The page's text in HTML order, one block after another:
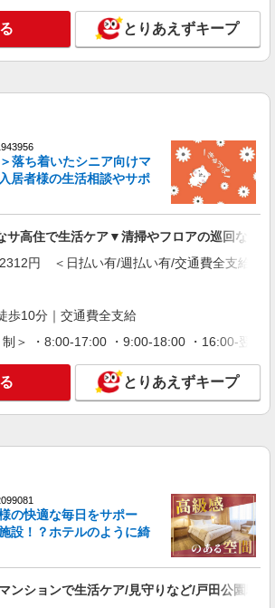
円 ▼下記別途支給 通勤手当：規定あ
末年始手当：380円/時 賞与年2回（6月・12
） 昇給年1回（4月） 特別報酬：平均33.8万円
高額130万円） ※2025年6月支給実績 ※処遇
詳細を見る
【時給】1,620円〜2,020円 ▼給与詳細 処遇改
当：220円/時 夜勤手当:6,000円/回 ▼下記別途
通勤手当 年末年始手当：380円/時 寸志あ
：年2回（6月・12月） ※業績による ※処遇改
手当は試用期間中(3ヶ月)は支給なし
埼玉県戸田市氷川町2-16-23
よ風：RO42873
【時給】1,350円〜1,550円 ▼給与詳細 処遇改
当：200円/時 ▼下記別途支給 通勤手当 年末
業績による ※処遇改善手当は試用期間中(3
)は支給なし
埼玉県戸田市氷川町2-16-23
詳細を見る
よ風：RO16572
【時給】1,350円〜1,570円 ▼給与詳細 処遇改
当：200〜220円/時 夜勤手当:6,000円/回 ▼下
途支給 通勤手当 年末年始手当：380円/時 寸
あり：年2回（6月・12月） ※業績による ※処
改善手当は試用期間中(3ヶ月)は支給なし
詳細を見る
とりあえずキープ
落ち着いたシニア向けマ
居者様の生活相談やサポ
サ高住で生活ケア▼清掃やフロアの巡回など
円 ＜日払い有/週払い有/交通費全支給(ガ
歩10分｜交通費全支給
制＞ ・8:00-17:00 ・9:00-18:00 ・16:00-
とりあえずキープ
の快適な毎日をサポー
設！？ホテルのように綺
ンションで生活ケア/見守りなど/戸田公園駅